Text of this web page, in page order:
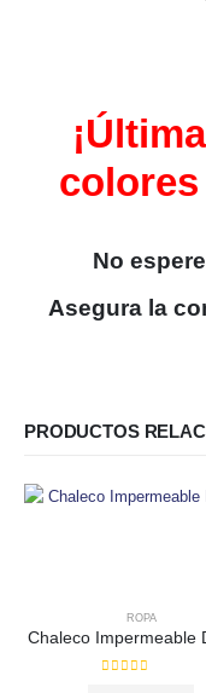
No
Asegura la
PRODUCTOS
ROPA
Chaleco Impermeable